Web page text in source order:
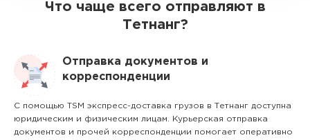
Что чаще всего отправляют в
Тетнанг?
Отправка документов и
корреспонденции
С помощью TSM экспресс-доставка грузов в Тетнанг доступна
юридическим и физическим лицам. Курьерская отправка
документов и прочей корреспонденции помогает оперативно